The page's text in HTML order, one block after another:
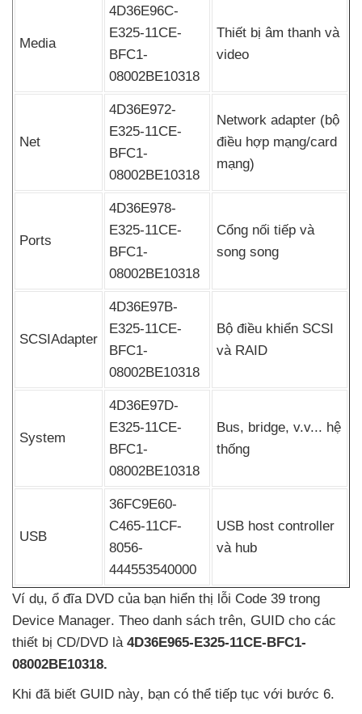
Media
4D36E96C-
E325-11CE-
BFC1-
08002BE10318
Thiết bị âm thanh và
video
Net
4D36E972-
E325-11CE-
BFC1-
08002BE10318
Network adapter (bộ
điều hợp mạng/card
mạng)
Ports
4D36E978-
E325-11CE-
BFC1-
08002BE10318
Cổng nối tiếp và
song song
SCSIAdapter
4D36E97B-
E325-11CE-
BFC1-
08002BE10318
Bộ điều khiển SCSI
và RAID
System
4D36E97D-
E325-11CE-
BFC1-
08002BE10318
Bus, bridge, v.v... hệ
thống
USB
36FC9E60-
C465-11CF-
8056-
444553540000
USB host controller
và hub
Ví dụ, ổ đĩa DVD của bạn hiển thị lỗi Code 39 trong
Device Manager. Theo danh sách trên, GUID cho các
thiết bị CD/DVD là 4D36E965-E325-11CE-BFC1-
08002BE10318.
Khi đã biết GUID này, bạn có thể tiếp tục với bước 6.